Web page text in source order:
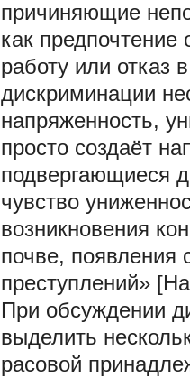
причиняющие
как
работу или отказ
дискриминации
напряженность,
просто создаёт
подвергающиеся
чувство
возникновения
почве, появления
преступлений»
При обсуждении
выделить
расовой